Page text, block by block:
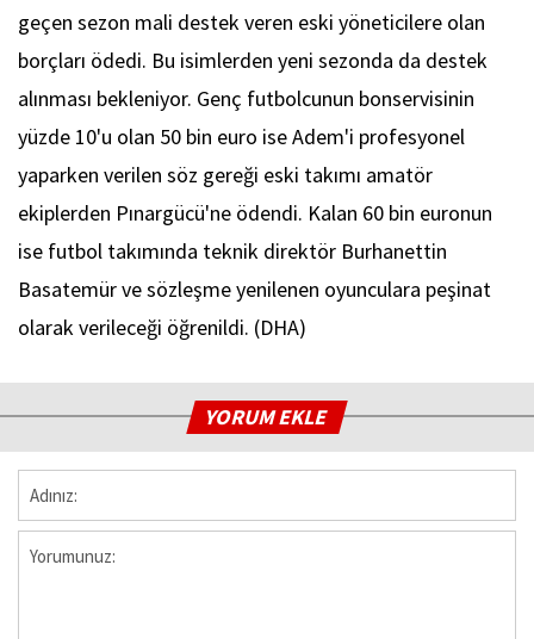
geçen sezon mali destek veren eski yöneticilere olan
borçları ödedi. Bu isimlerden yeni sezonda da destek
alınması bekleniyor. Genç futbolcunun bonservisinin
yüzde 10'u olan 50 bin euro ise Adem'i profesyonel
yaparken verilen söz gereği eski takımı amatör
ekiplerden Pınargücü'ne ödendi. Kalan 60 bin euronun
ise futbol takımında teknik direktör Burhanettin
Basatemür ve sözleşme yenilenen oyunculara peşinat
olarak verileceği öğrenildi. (DHA)
YORUM EKLE